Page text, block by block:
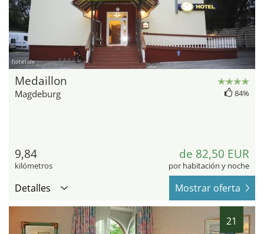
hotel.de
Medaillon
Magdeburg 84%
9,84
kilómetros
de 82,50 EUR
por habitación y noche
Detalles Mostrar oferta
21